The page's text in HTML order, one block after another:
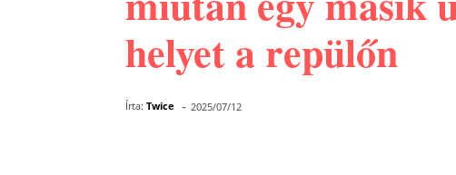
helyet a repülőn
Írta: Twice - 2025/07/12